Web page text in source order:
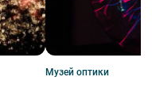
Музей оптики